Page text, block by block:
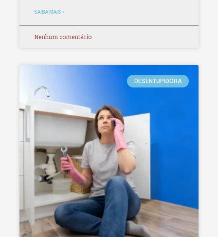
SAIBA MAIS »
Nenhum comentário
DESENTUPIDORA